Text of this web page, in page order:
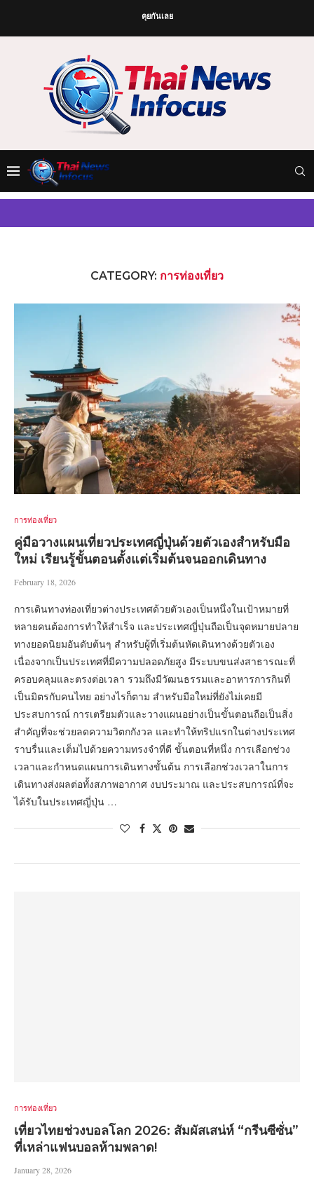
คุยกันเลย
CATEGORY: การท่องเที่ยว
การท่องเที่ยว
คู่มือวางแผนเที่ยวประเทศญี่ปุ่นด้วยตัวเองสำหรับมือ
ใหม่ เรียนรู้ขั้นตอนตั้งแต่เริ่มต้นจนออกเดินทาง
February 18, 2026
การเดินทางท่องเที่ยวต่างประเทศด้วยตัวเองเป็นหนึ่งในเป้าหมายที่
หลายคนต้องการทำให้สำเร็จ และประเทศญี่ปุ่นถือเป็นจุดหมายปลาย
ทางยอดนิยมอันดับต้นๆ สำหรับผู้ที่เริ่มต้นหัดเดินทางด้วยตัวเอง
เนื่องจากเป็นประเทศที่มีความปลอดภัยสูง มีระบบขนส่งสาธารณะที่
ครอบคลุมและตรงต่อเวลา รวมถึงมีวัฒนธรรมและอาหารการกินที่
เป็นมิตรกับคนไทย อย่างไรก็ตาม สำหรับมือใหม่ที่ยังไม่เคยมี
ประสบการณ์ การเตรียมตัวและวางแผนอย่างเป็นขั้นตอนถือเป็นสิ่ง
สำคัญที่จะช่วยลดความวิตกกังวล และทำให้ทริปแรกในต่างประเทศ
ราบรื่นและเต็มไปด้วยความทรงจำที่ดี ขั้นตอนที่หนึ่ง การเลือกช่วง
เวลาและกำหนดแผนการเดินทางขั้นต้น การเลือกช่วงเวลาในการ
เดินทางส่งผลต่อทั้งสภาพอากาศ งบประมาณ และประสบการณ์ที่จะ
ได้รับในประเทศญี่ปุ่น …
การท่องเที่ยว
เที่ยวไทยช่วงบอลโลก 2026: สัมผัสเสน่ห์ “กรีนซีซั่น”
ที่เหล่าแฟนบอลห้ามพลาด!
January 28, 2026